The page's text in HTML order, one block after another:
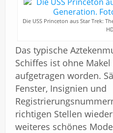
Die USS Princeton aus Star Trek:
Das typische
Schiffes ist ohne
aufgetragen worden.
Fenster, Insignien und
richtigen Stellen
weiteres schönes